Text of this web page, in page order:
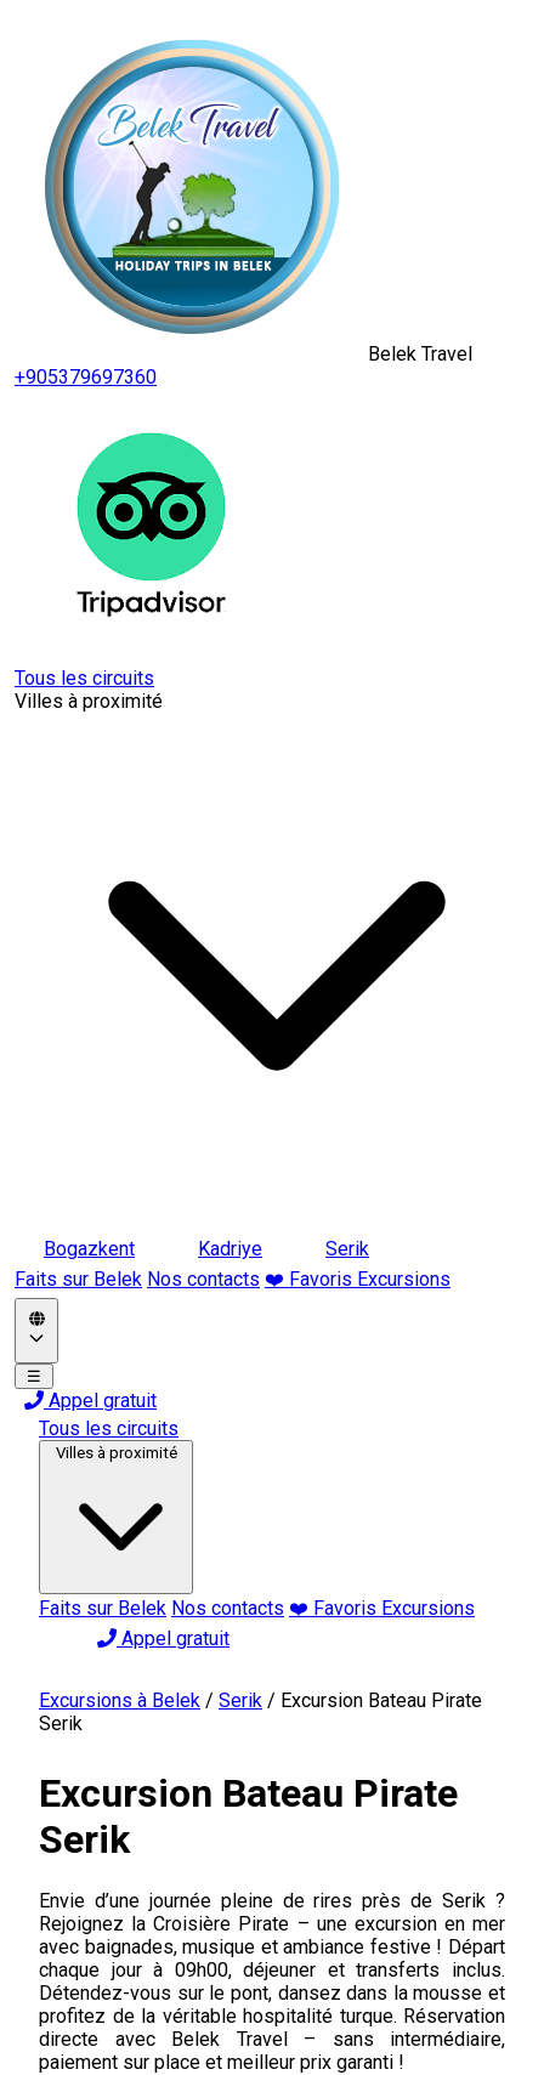
Belek Travel
+905379697360
Tous les circuits
Villes à proximité
Bogazkent Kadriye
Serik
Faits sur Belek Nos contacts ❤️ Favoris Excursions
☰
Appel gratuit
Tous les circuits
Villes à proximité
Faits sur Belek Nos contacts ❤️ Favoris Excursions
Appel gratuit
Excursions à Belek / Serik / Excursion Bateau Pirate
Serik
Excursion Bateau Pirate
Serik
Envie d’une journée pleine de rires près de Serik ?
Rejoignez la Croisière Pirate – une excursion en mer
avec baignades, musique et ambiance festive ! Départ
chaque jour à 09h00, déjeuner et transferts inclus.
Détendez-vous sur le pont, dansez dans la mousse et
profitez de la véritable hospitalité turque. Réservation
directe avec Belek Travel – sans intermédiaire,
paiement sur place et meilleur prix garanti !